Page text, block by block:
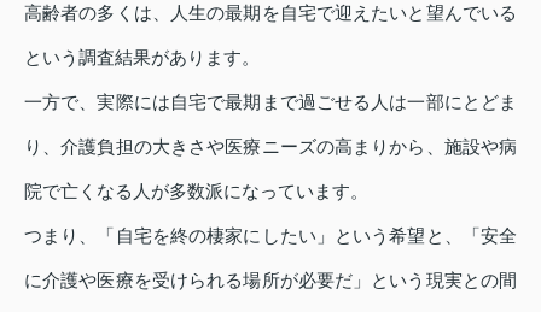
高齢者の多くは、人生の最期を自宅で迎えたいと望んでいる
という調査結果があります。
一方で、実際には自宅で最期まで過ごせる人は一部にとどま
り、介護負担の大きさや医療ニーズの高まりから、施設や病
院で亡くなる人が多数派になっています。
つまり、「自宅を終の棲家にしたい」という希望と、「安全
に介護や医療を受けられる場所が必要だ」という現実との間